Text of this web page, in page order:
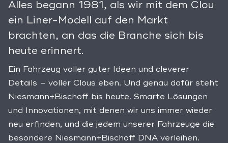
Alles begann 1981, als wir mit dem Clou
ein Liner-Modell auf den Markt
brachten, an das die Branche sich bis
heute erinnert.
Ein Fahrzeug voller guter Ideen und cleverer
Details – voller Clous eben. Und genau dafür steht
Niesmann+Bischoff bis heute. Smarte Lösungen
und Innovationen, mit denen wir uns immer wieder
neu erfinden, und die jedem unserer Fahrzeuge die
besondere Niesmann+Bischoff DNA verleihen.